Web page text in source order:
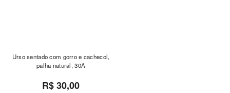
Urso sentado com gorro e cachecol,
palha natural, 30A
R$ 30,00